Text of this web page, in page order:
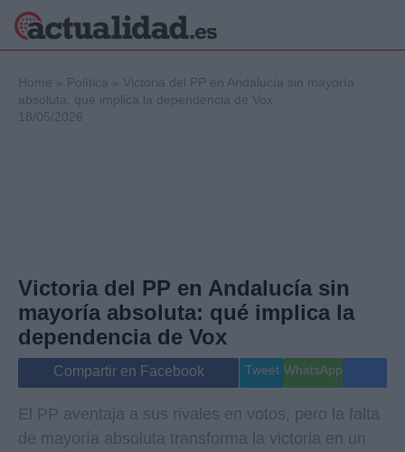
Internacional
Viajes
Gente
Musica
Home » Política » Victoria del PP en Andalucía sin mayoría
absoluta: qué implica la dependencia de Vox
18/05/2026
Victoria del PP en Andalucía sin
mayoría absoluta: qué implica la
dependencia de Vox
Compartir en Facebook Tweet WhatsApp
El PP aventaja a sus rivales en votos, pero la falta
de mayoría absoluta transforma la victoria en un